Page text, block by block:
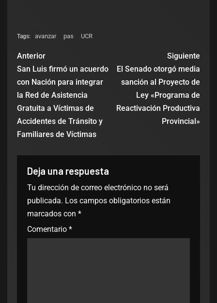
Tags: avanzar pas UCR
Anterior
San Luis firmó un acuerdo
con Nación para integrar
la Red de Asistencia
Gratuita a Víctimas de
Accidentes de Tránsito y
Familiares de Víctimas
Siguiente
El Senado otorgó media
sanción al Proyecto de
Ley «Programa de
Reactivación Productiva
Provincial»
Deja una respuesta
Tu dirección de correo electrónico no será
publicada. Los campos obligatorios están
marcados con *
Comentario *